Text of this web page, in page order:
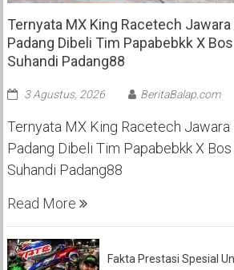
Ternyata MX King Racetech Jawara
Padang Dibeli Tim Papabebkk X
Suhandi Padang88
3 Agustus, 2026 BeritaBalap.com
Ternyata MX King Racetech Jawara
Padang Dibeli Tim Papabebkk X
Suhandi Padang88
Read More
Fakta Prestasi Spesial